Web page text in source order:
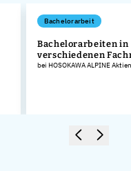
Bachelorarbeit
Bachelorarbeiten in
verschiedenen
bei HOSOKAWA ALPINE